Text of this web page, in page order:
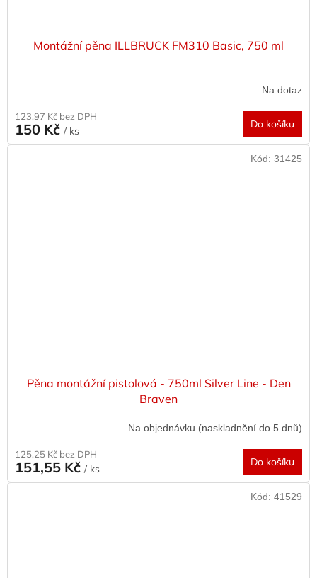
Montážní pěna ILLBRUCK FM310 Basic, 750 ml
Na dotaz
123,97 Kč bez DPH
150 Kč / ks
Do košíku
Pěna montážní pistolová - 750ml Silver Line - Den
Braven
Na objednávku (naskladnění do 5 dnů)
125,25 Kč bez DPH
151,55 Kč / ks
Do košíku
Kód: 31425
Kód: 41529